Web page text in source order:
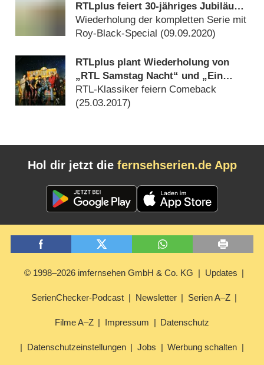
RTLplus feiert 30-jähriges Jubiläum
im Oktober
Wiederholung der kompletten Serie mit
Roy-Black-Special (09.09.2020)
RTLplus plant Wiederholung von
„RTL Samstag Nacht“ und „Ein
Schloss am Wörthersee“
RTL-Klassiker feiern Comeback
(25.03.2017)
Hol dir jetzt die fernsehserien.de App
© 1998–2026 imfernsehen GmbH & Co. KG Updates
SerienChecker-Podcast Newsletter Serien A–Z
Filme A–Z Impressum Datenschutz
Datenschutzeinstellungen Jobs Werbung schalten